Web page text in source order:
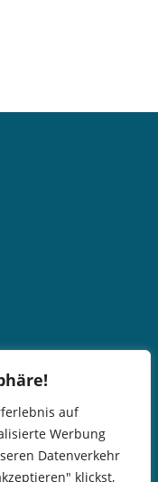
auf
Werbung
Datenverkehr
klickst,
Öffnungszeiten